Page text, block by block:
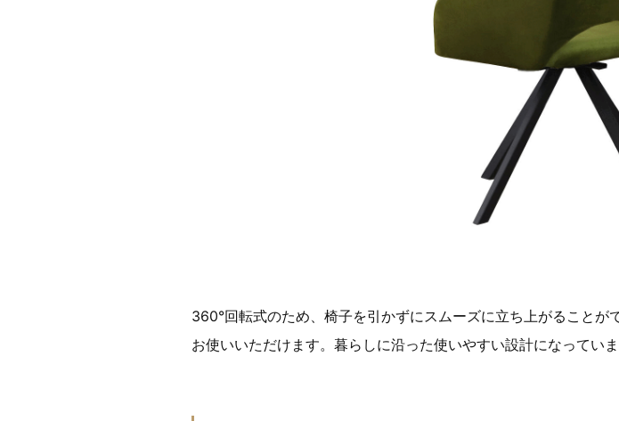
360°回転式のため、椅子を引かずにスムーズに立ち上がることが
お使いいただけます。暮らしに沿った使いやすい設計になっていま